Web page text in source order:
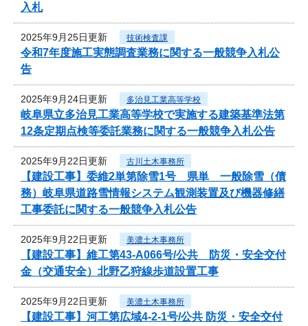
入札
2025年9月25日更新 技術検査課
令和7年度施工実態調査業務に関する一般競争入札公
告
2025年9月24日更新 多治見工業高等学校
岐阜県立多治見工業高等学校で実施する建築基準法第
12条定期点検等委託業務に関する一般競争入札公告
2025年9月22日更新 古川土木事務所
【建設工事】委維2単第除雪1号 県単 一般除雪（債
務）岐阜県道路雪情報システム観測装置及び機器修繕
工事委託に関する一般競争入札公告
2025年9月22日更新 美濃土木事務所
【建設工事】維工第43-A066号/公共 防災・安全交付
金（交通安全）北野乙狩線歩道設置工事
2025年9月22日更新 美濃土木事務所
【建設工事】河工第広域4-2-1号/公共 防災・安全交付